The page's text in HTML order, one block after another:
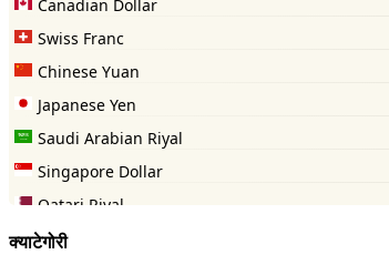
क्याटेगोरी